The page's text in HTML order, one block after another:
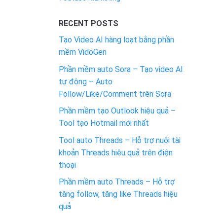
RECENT POSTS
Tạo Video AI hàng loạt bằng phần
mềm VidoGen
Phần mềm auto Sora – Tạo video AI
tự động – Auto
Follow/Like/Comment trên Sora
Phần mềm tạo Outlook hiệu quả –
Tool tạo Hotmail mới nhất
Tool auto Threads – Hỗ trợ nuôi tài
khoản Threads hiệu quả trên điện
thoại
Phần mềm auto Threads – Hỗ trợ
tăng follow, tăng like Threads hiệu
quả